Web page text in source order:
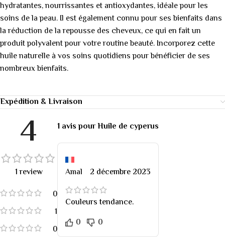
hydratantes, nourrissantes et antioxydantes, idéale pour les
soins de la peau. Il est également connu pour ses bienfaits dans
la réduction de la repousse des cheveux, ce qui en fait un
produit polyvalent pour votre routine beauté. Incorporez cette
huile naturelle à vos soins quotidiens pour bénéficier de ses
nombreux bienfaits.
Expédition & Livraison
4
1 review
0
1
0
1 avis pourHuile de cyperus
Amal 2 décembre 2023
Couleurs tendance.
0
0